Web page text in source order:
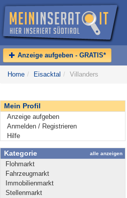
Anzeige aufgeben - GRATIS*
Home / Eisacktal / Villanders
Mein Profil
Anzeige aufgeben
Anmelden / Registrieren
Hilfe
Kategorie alle anzeigen
Flohmarkt
Fahrzeugmarkt
Immobilienmarkt
Stellenmarkt